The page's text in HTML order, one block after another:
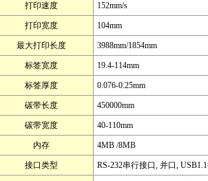
打印速度 152mm/s
打印宽度 104mm
最大打印长度 3988mm/1854mm
标签宽度 19.4-114mm
标签厚度 0.076-0.25mm
碳带长度 450000mm
碳带宽度 40-110mm
内存 4MB /8MB
接口类型 RS-232串行接口, 并口,